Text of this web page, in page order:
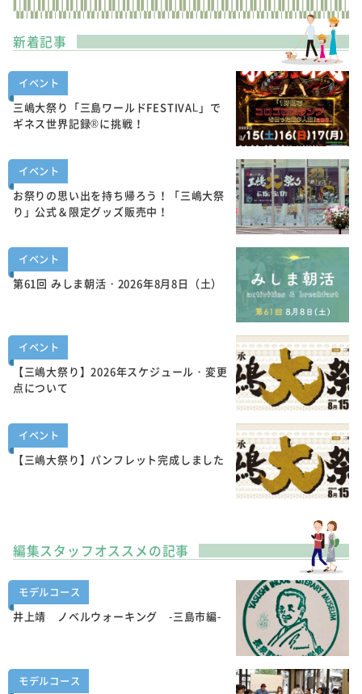
新着記事
イベント
三嶋大祭り「三島ワールドFESTIVAL」で
ギネス世界記録®に挑戦！
イベント
お祭りの思い出を持ち帰ろう！「三嶋大祭
り」公式＆限定グッズ販売中！
イベント
第61回 みしま朝活・2026年8月8日（土）
イベント
【三嶋大祭り】2026年スケジュール・変更
点について
イベント
【三嶋大祭り】パンフレット完成しました
編集スタッフオススメの記事
モデルコース
井上靖 ノベルウォーキング -三島市編-
モデルコース